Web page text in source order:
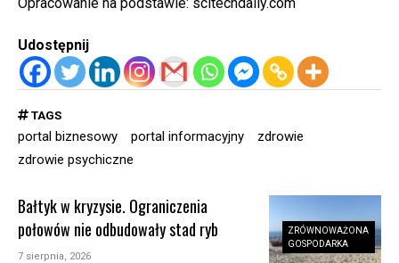
Udostępnij
TAGS
portal biznesowy portal informacyjny
zdrowie
zdrowie psychiczne
ZRÓWNOWAŻONA
GOSPODARKA
Bałtyk w kryzysie. Ograniczenia
połowów nie odbudowały stad ryb
7 sierpnia, 2026